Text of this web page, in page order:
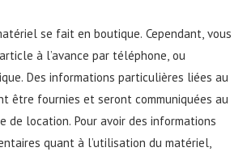
se fait en boutique. Cependant, vous
à l’avance par téléphone, ou
Des informations particulières liées au
être fournies et seront communiquées au
de location. Pour avoir des informations
quant à l’utilisation du matériel,